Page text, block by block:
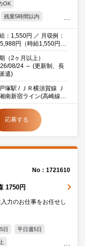
OK
残業5時間以内
み
支給 30代活躍中
・インテリア
：1,550円 ／ 月収例：
円（時給1,550円×
7時間15分×月21日）※
費全額支給
（2ヶ月以上）
24 ～ (更新制、長
遣)
塚駅 / ＪＲ横須賀線 Ｊ
南新宿ライン(高崎線－
東海道本線) 等 3分
応募する
No：1721610
1750円
力のお仕事をお任せし
日 平日週5日